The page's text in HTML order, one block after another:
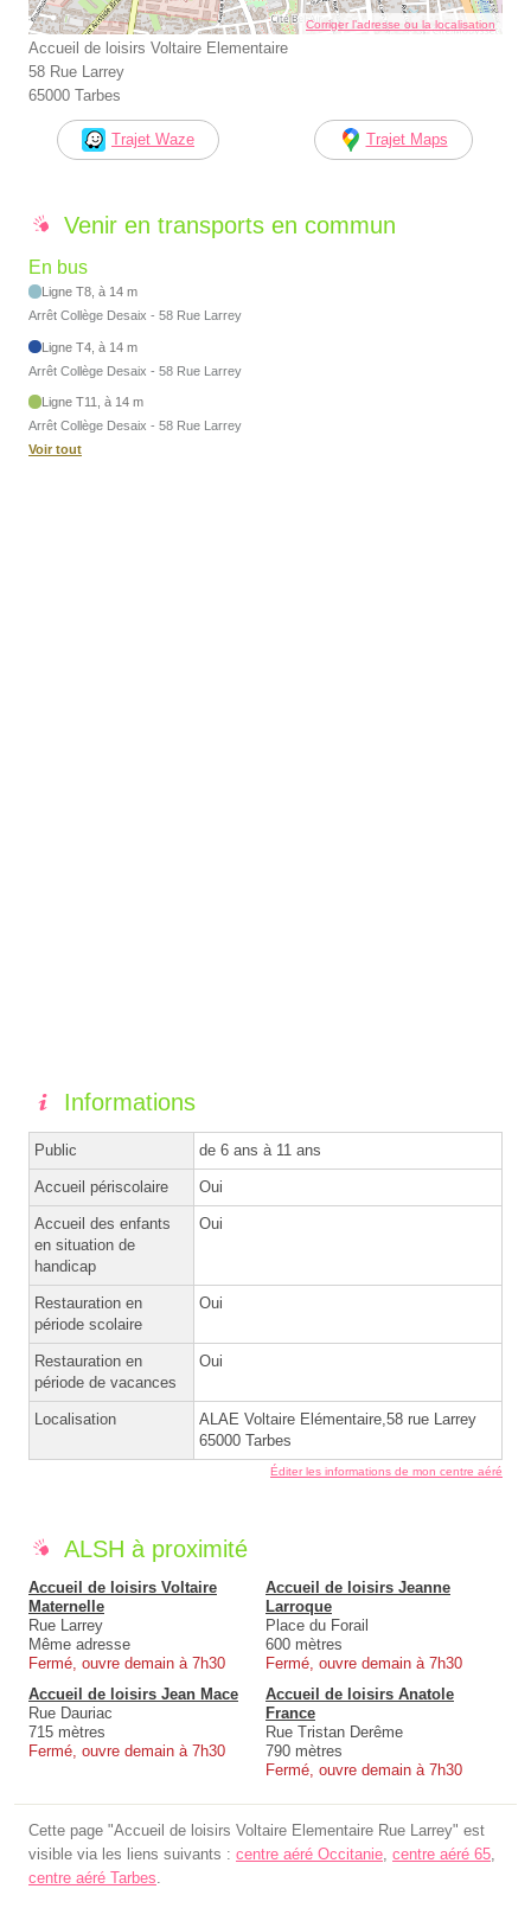
Corriger l’adresse ou la localisation
Accueil de loisirs Voltaire Elementaire
58 Rue Larrey
65000 Tarbes
Trajet Waze Trajet Maps
Venir en transports en commun
En bus
Ligne T8, à 14 m
Arrêt Collège Desaix - 58 Rue Larrey
Ligne T4, à 14 m
Arrêt Collège Desaix - 58 Rue Larrey
Ligne T11, à 14 m
Arrêt Collège Desaix - 58 Rue Larrey
Voir tout
Informations
Public de 6 ans à 11 ans
Accueil périscolaire Oui
Accueil des enfants
en situation de
handicap
Oui
Restauration en
période scolaire
Oui
Restauration en
période de vacances
Oui
Localisation
ALAE Voltaire Elémentaire,58 rue Larrey
65000 Tarbes
Éditer les informations de mon centre aéré
ALSH à proximité
Accueil de loisirs Voltaire
Maternelle
Rue Larrey
Même adresse
Fermé, ouvre demain à 7h30
Accueil de loisirs Jeanne
Larroque
Place du Forail
600 mètres
Fermé, ouvre demain à 7h30
Accueil de loisirs Jean Mace
Rue Dauriac
715 mètres
Fermé, ouvre demain à 7h30
Accueil de loisirs Anatole
France
Rue Tristan Derême
790 mètres
Fermé, ouvre demain à 7h30
Cette page "Accueil de loisirs Voltaire Elementaire Rue Larrey" est
visible via les liens suivants : centre aéré Occitanie, centre aéré 65,
centre aéré Tarbes.